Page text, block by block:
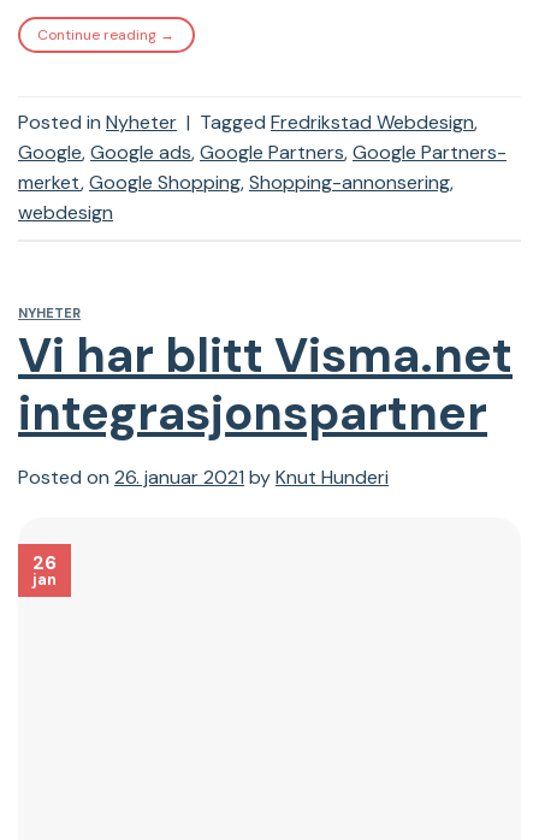
Continue reading →
Posted in Nyheter | Tagged Fredrikstad Webdesign,
Google,Google ads,Google Partners,Google Partners-
merket,Google Shopping,Shopping-annonsering,
webdesign
NYHETER
Vi har blitt Visma.net
integrasjonspartner
Posted on 26. januar 2021 byKnut Hunderi
26
jan